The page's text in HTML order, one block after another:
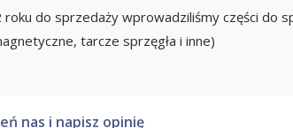
do sprzedaży wprowadziliśmy części do
tarcze sprzęgła i inne)
nas i napisz opinię